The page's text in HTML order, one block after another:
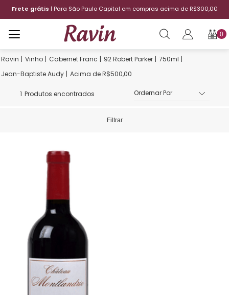
Frete grátis | Para São Paulo Capital em compras acima de R$300,00
0
Vinho Cabernet Franc 92 Robert Parker
750ml
Jean-Baptiste Audy
Acima de R$500,00
1 Produtos encontrados
Filtrar